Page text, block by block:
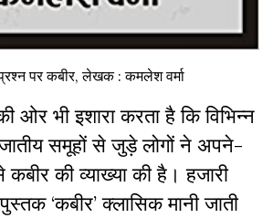
पर कबीर, लेखक : कमलेश वर्मा
ओर भी इशारा करता है कि विभिन्न
जातीय समूहों से जुड़े लोगों ने अपने-
की व्याख्या की है। हजारी
‘कबीर’ क्लासिक मानी जाती